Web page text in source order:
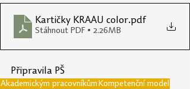
Kartičky KRAAU color.pdf
Stáhnout PDF • 2.26MB
Připravila PŠ
Akademickým pracovníkům Kompetenční model